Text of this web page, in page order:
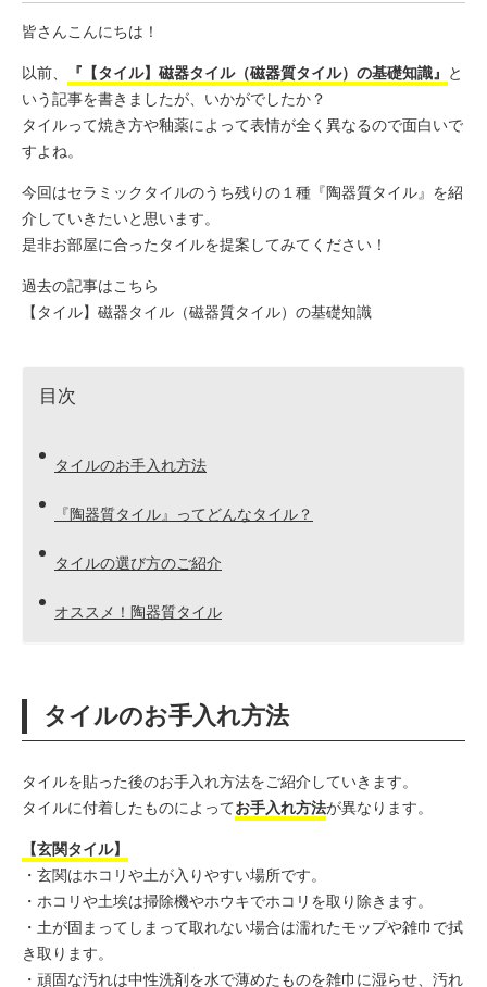
皆さんこんにちは！
以前、 『【タイル】磁器タイル（磁器質タイル）の基礎知識』
と
いう記事を書きましたが、いかがでしたか？
タイルって焼き方や釉薬によって表情が全く異なるので面白いで
すよね。
今回はセラミックタイルのうち残りの１種『陶器質タイル』を紹
介していきたいと思います。
是非お部屋に合ったタイルを提案してみてください！
過去の記事はこちら
【タイル】磁器タイル（磁器質タイル）の基礎知識
目次
タイルのお手入れ方法
『陶器質タイル』ってどんなタイル？
タイルの選び方のご紹介
オススメ！陶器質タイル
タイルのお手入れ方法
タイルを貼った後のお手入れ方法をご紹介していきます。
タイルに付着したものによってお手入れ方法が異なります。
【玄関タイル】
・玄関はホコリや土が入りやすい場所です。
・ホコリや土埃は掃除機やホウキでホコリを取り除きます。
・土が固まってしまって取れない場合は濡れたモップや雑巾で拭
き取ります。
・頑固な汚れは中性洗剤を水で薄めたものを雑巾に湿らせ、汚れ